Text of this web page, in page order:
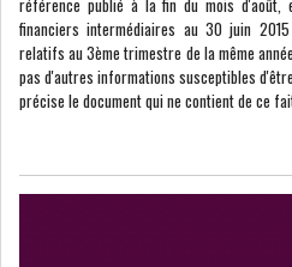
MENA
USA & CANADA
EUROPE
financiers intermédiaires au 30 juin
relatifs au 3ème trimestre de la même
pas d'autres informations susceptibles
précise le document qui ne contient de ce